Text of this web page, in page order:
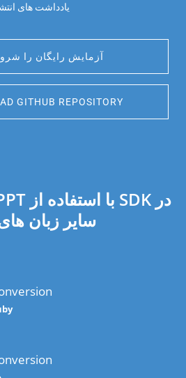
یادداشت های
آزمایش رایگان را
GITHUB REPOSITORY
سایر زبان